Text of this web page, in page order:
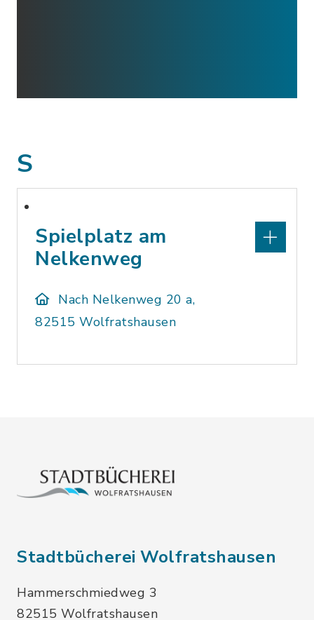
S
Spielplatz am
Nelkenweg
Nach Nelkenweg 20 a,
82515 Wolfratshausen
Stadtbücherei Wolfratshausen
Hammerschmiedweg 3
82515 Wolfratshausen